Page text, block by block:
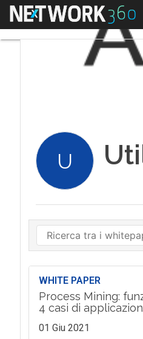
Menu
U
WHITE PAPER
Process Mining:
4 casi di
01 Giu 2021